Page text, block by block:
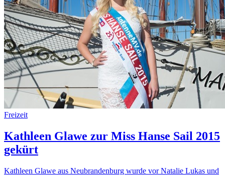
Freizeit
Kathleen Glawe zur Miss Hanse Sail 2015
gekürt
Kathleen Glawe aus Neubrandenburg wurde vor Natalie Lukas und